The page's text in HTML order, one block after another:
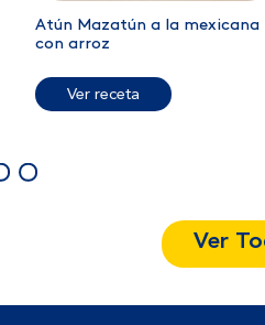
Atún Mazatún a la mexicana
con arroz
Ver receta
Ver